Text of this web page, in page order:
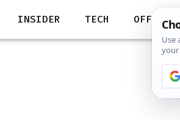
INSIDER TECH OFF